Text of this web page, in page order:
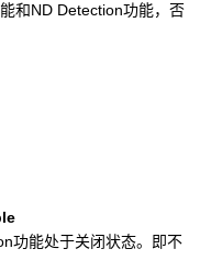
和ND Detection功能，否
功能处于关闭状态。即不